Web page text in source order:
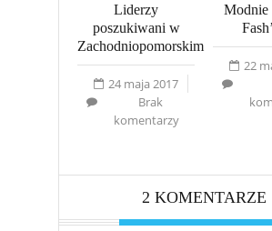
Liderzy
poszukiwani w
Zachodniopomorskim
24 maja 2017
Brak
komentarzy
Modnie
22
2 KOMENTARZE